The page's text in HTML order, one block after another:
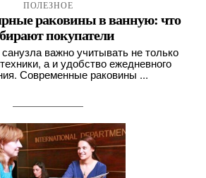
ПОЛЕЗНОЕ
раковины в ванную: что
покупатели
важно учитывать не только
а и удобство ежедневного
Современные раковины ...